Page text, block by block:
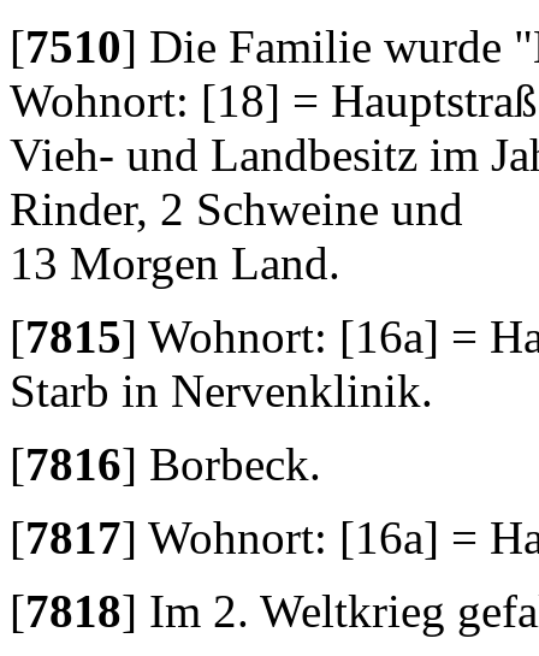
[7510] Die Familie wurde
Wohnort: [18] =
Vieh- und Landbesitz im
Rinder, 2 Schweine und
13 Morgen Land.
[7815] Wohnort: [16a] =
Starb in Nervenklinik.
[7816] Borbeck.
[7817] Wohnort: [16a] =
[7818] Im 2. Weltkrieg